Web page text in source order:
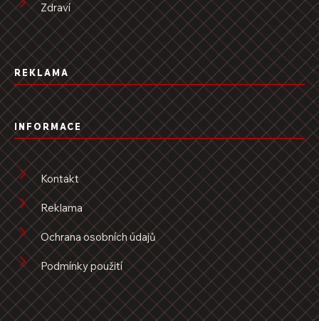
Zdraví
REKLAMA
INFORMACE
Kontakt
Reklama
Ochrana osobních údajů
Podmínky použití